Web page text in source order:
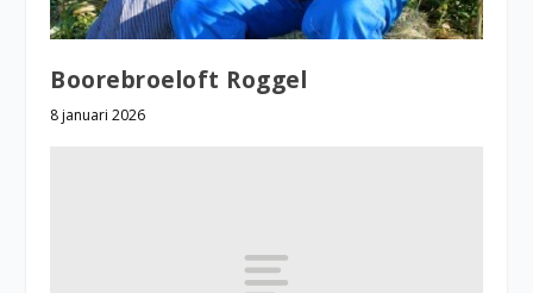
Boorebroeloft Roggel
8 januari 2026